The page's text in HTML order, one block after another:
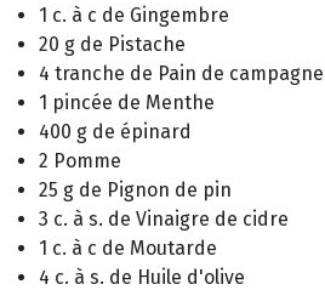
1 c. à c de Gingembre
20 g de Pistache
4 tranche de Pain de campagne
1 pincée de Menthe
400 g de épinard
2 Pomme
25 g de Pignon de pin
3 c. à s. de Vinaigre de cidre
1 c. à c de Moutarde
4 c. à s. de Huile d'olive